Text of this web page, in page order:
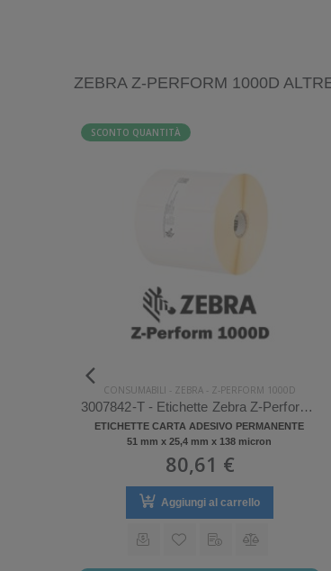
ZEBRA Z-PERFORM 1000D
SCONTO QUANTITÀ
CONSUMABILI - ZEBRA - Z-PERFORM 1000D
3007842-T - Etichette Zebra Z-Perform 1000D Carta
ETICHETTE CARTA ADESIVO PERMANENTE
51 mm x 25,4 mm x 138 micron
80,61 €
Aggiungi al carrello